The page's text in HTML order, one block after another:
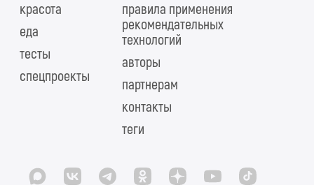
красота
еда
тесты
спецпроекты
правила применения
рекомендательных
технологий
авторы
партнерам
контакты
теги